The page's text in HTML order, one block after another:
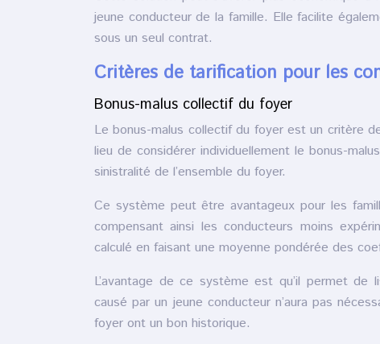
jeune conducteur de la famille. Elle facilite
sous un seul contrat.
Critères de tarification pour les
Bonus-malus collectif du foyer
Le bonus-malus collectif du foyer est un critère
lieu de considérer individuellement le bonus-
sinistralité de l’ensemble du foyer.
Ce système peut être avantageux pour les
compensant ainsi les conducteurs moins
calculé en faisant une moyenne pondérée des
L’avantage de ce système est qu’il permet de
causé par un jeune conducteur n’aura pas
foyer ont un bon historique.